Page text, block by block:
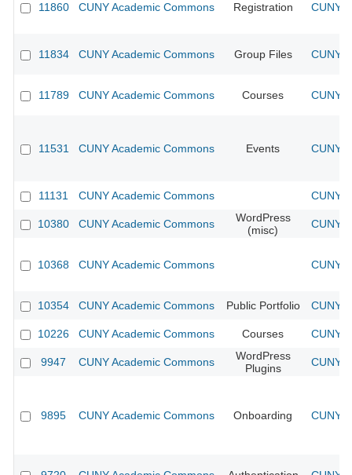
11860 CUNY Academic Commons Registration CUNY
11834 CUNY Academic Commons Group Files CUNY
11789 CUNY Academic Commons Courses CUNY
11531 CUNY Academic Commons Events CUNY
11131 CUNY Academic Commons CUNY
10380 CUNY Academic Commons
WordPress
(misc)
CUNY
10368 CUNY Academic Commons CUNY
10354 CUNY Academic Commons Public Portfolio CUNY
10226 CUNY Academic Commons Courses CUNY
9947 CUNY Academic Commons
WordPress
Plugins
CUNY
9895 CUNY Academic Commons Onboarding CUNY